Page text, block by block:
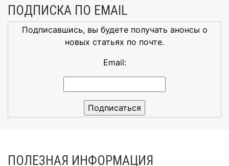
ПОДПИСКА ПО EMAIL
Подписавшись, вы будете получать анонсы о
новых статьях по почте.
Email:
ПОЛЕЗНАЯ ИНФОРМАЦИЯ